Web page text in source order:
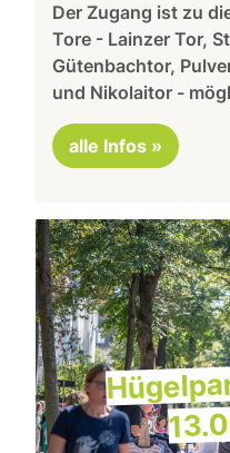
Der Zugang ist zu
Tore - Lainzer Tor,
Gütenbachtor,
und Nikolaitor -
alle Infos »